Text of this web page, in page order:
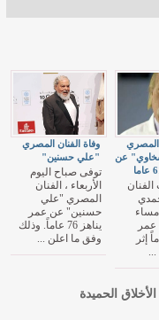
وفاة الفنان المصري
"علي حسنين"
توفى صباح اليوم
الأربعاء ، الفنان
المصري "علي
حسنين" عن عمر
يناهز 76 عاماً. وذلك
وفق ما اعلن ...
المصري
عن
عمر
عاماً إثر
...
الحميدة